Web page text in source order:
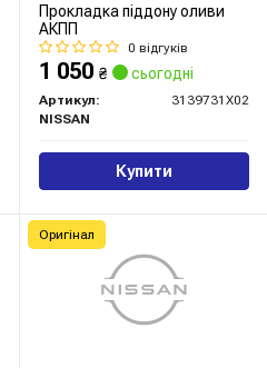
Прокладка піддону оливи
АКПП
0 відгуків
1 050 ₴ сьогодні
Артикул:
3139731X02
NISSAN
Купити
Оригінал